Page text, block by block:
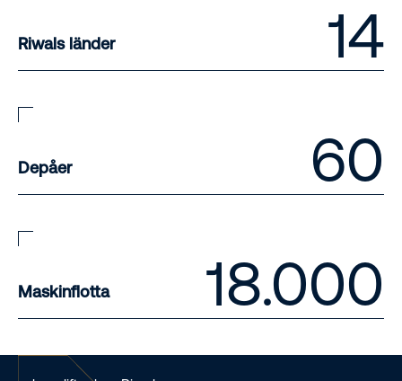
Riwals länder 14
Depåer 60
Maskinflotta 18.000